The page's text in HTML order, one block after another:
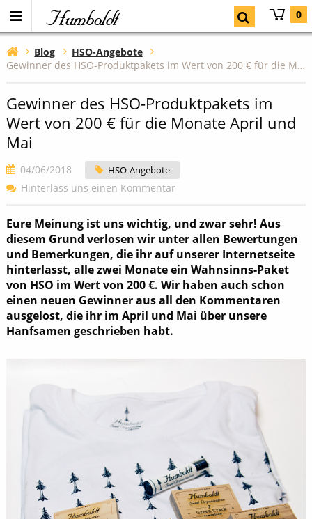
Humboldt 0
Blog
HSO-Angebote
Gewinner des HSO-Produktpakets im Wert von 200 € für die Monate April und Mai
Gewinner des HSO-Produktpakets im
Wert von 200 € für die Monate April und
Mai
04/06/2018 HSO-Angebote
Hinterlass uns einen Kommentar
Eure Meinung ist uns wichtig, und zwar sehr! Aus
diesem Grund verlosen wir unter allen Bewertungen
und Bemerkungen, die ihr auf unserer Internetseite
hinterlasst, alle zwei Monate ein Wahnsinns-Paket
von HSO im Wert von 200 €. Wir haben auch schon
einen neuen Gewinner aus all den Kommentaren
ausgelost, die ihr im April und Mai über unsere
Hanfsamen geschrieben habt.